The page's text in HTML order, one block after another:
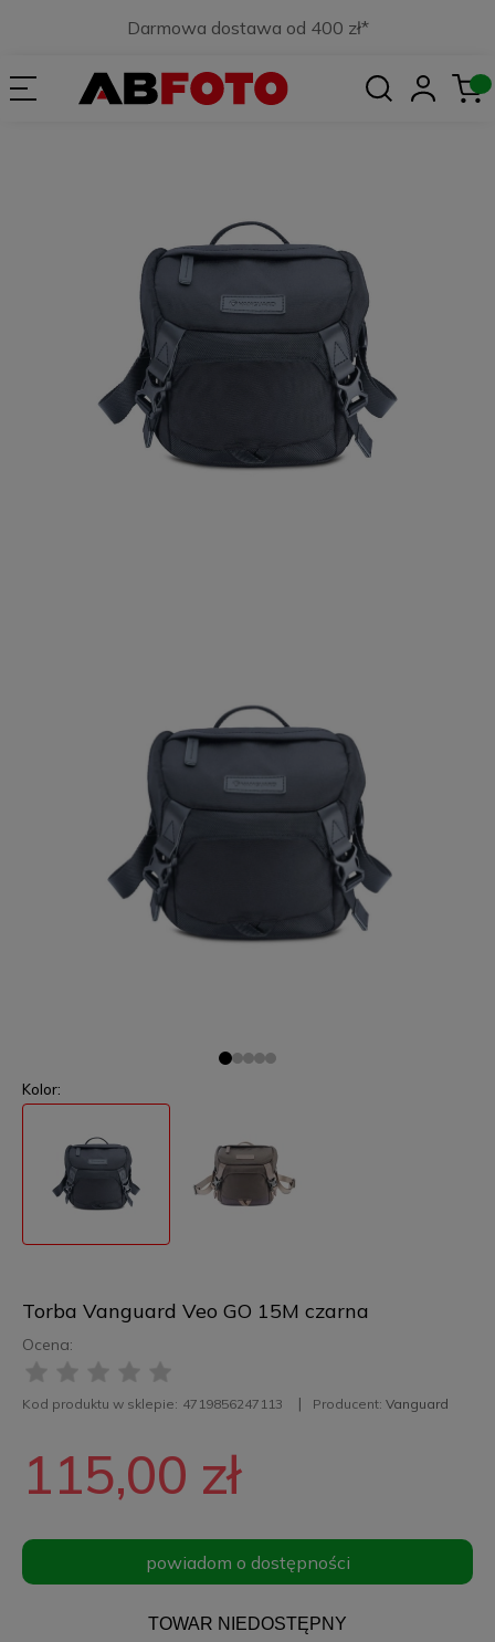
Darmowa dostawa od 400 zł*
Torba Vanguard Veo GO 15M czarna
Ocena:
Kod produktu w sklepie: 4719856247113 Producent: Vanguard
Kolor:
115,00 zł
powiadom o dostępności
TOWAR NIEDOSTĘPNY